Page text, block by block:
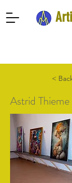
<
Astrid Thieme